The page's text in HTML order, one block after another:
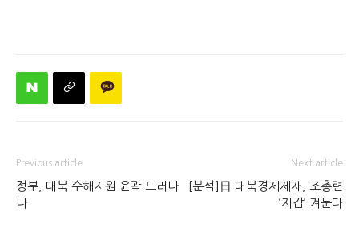
Previous article
정부, 대북 수해지원 윤곽 드러나
나
Next article
[분석]日 대북경제제재, 조총련
‘지갑’ 겨눈다